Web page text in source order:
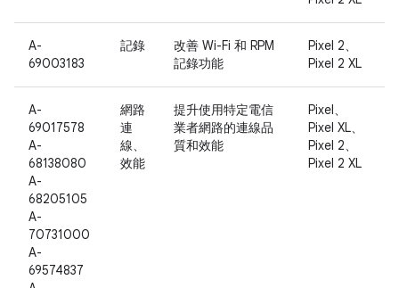
A-
69003183
記錄
改善 Wi-Fi 和 RPM
記錄功能
Pixel 2、
Pixel 2 XL
A-
69017578
A-
68138080
A-
68205105
A-
70731000
A-
69574837
網路
連
線、
效能
提升使用特定電信
業者網路的連線品
質和效能
Pixel、
Pixel XL、
Pixel 2、
Pixel 2 XL